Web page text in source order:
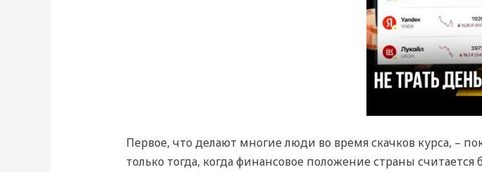
Первое, что делают многие люди во время скачков курса, –
только тогда, когда финансовое положение страны